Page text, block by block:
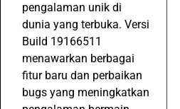
pengalaman unik di
dunia yang terbuka. Versi
Build 19166511
menawarkan berbagai
fitur baru dan perbaikan
bugs yang meningkatkan